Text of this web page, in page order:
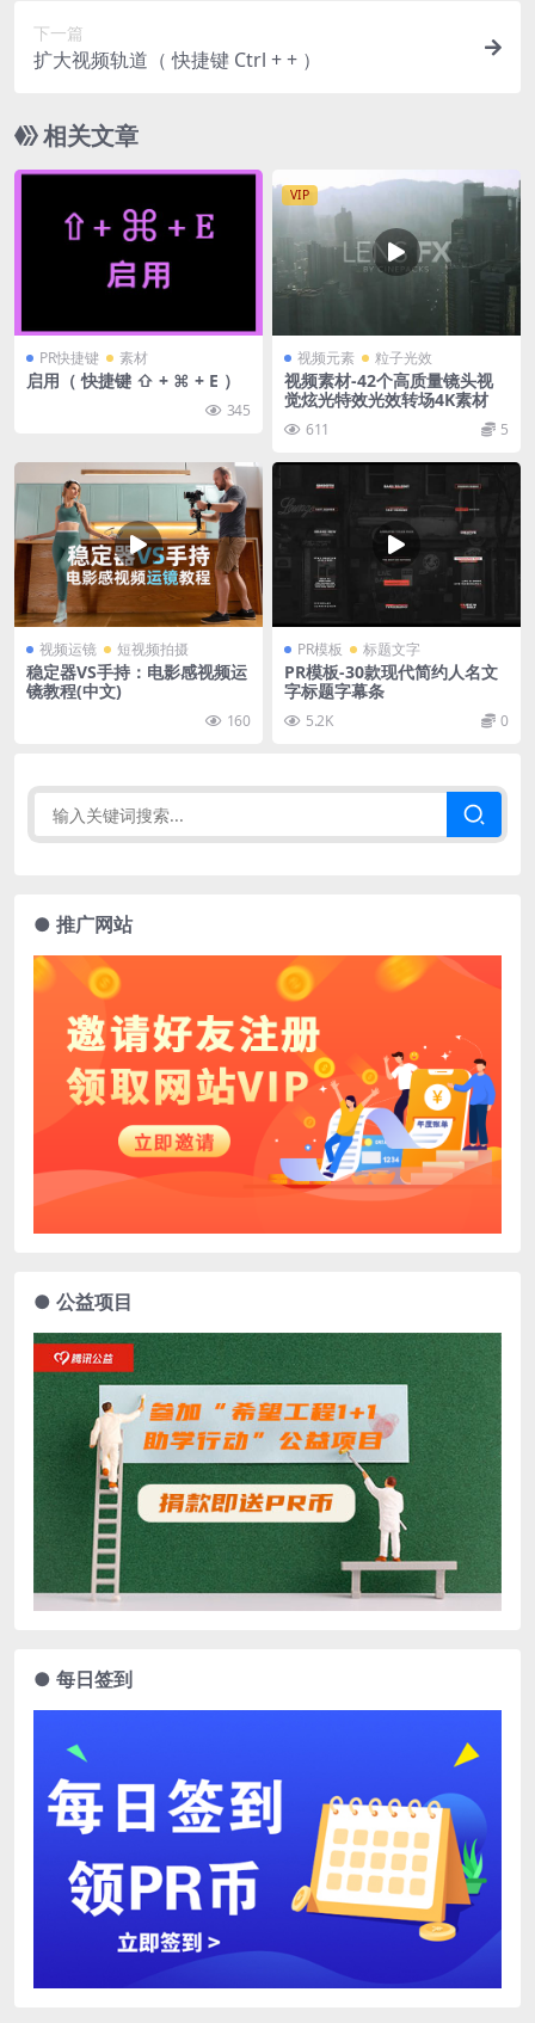
下一篇
扩大视频轨道（ 快捷键 Ctrl + + ）
相关文章
PR快捷键 素材
启用（ 快捷键 ⇧ + ⌘ + E ）
345
VIP
视频元素 粒子光效
视频素材-42个高质量镜头视
觉炫光特效光效转场4K素材
611 5
视频运镜 短视频拍摄
稳定器VS手持：电影感视频运
镜教程(中文)
160
PR模板 标题文字
PR模板-30款现代简约人名文
字标题字幕条
5.2K 0
● 推广网站
● 公益项目
● 每日签到